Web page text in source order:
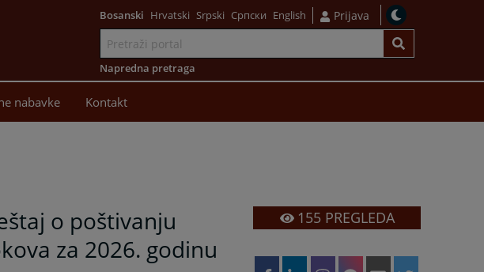
Bosanski Hrvatski Srpski Српски English Prijava
Napredna pretraga
nabavke Kontakt
o poštivanju
za 2026. godinu
155PREGLEDA